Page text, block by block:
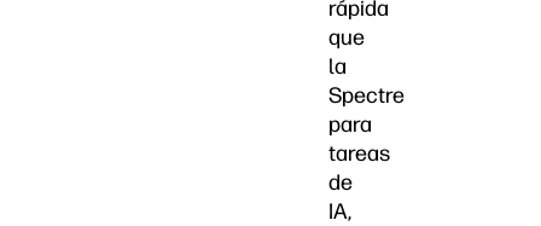
rápida
que
la
Spectre
para
tareas
de
IA,